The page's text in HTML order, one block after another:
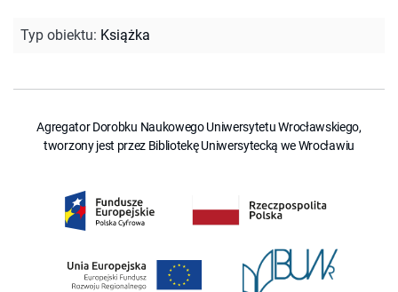
Typ obiektu: Książka
Agregator Dorobku Naukowego Uniwersytetu Wrocławskiego,
tworzony jest przez Bibliotekę Uniwersytecką we Wrocławiu